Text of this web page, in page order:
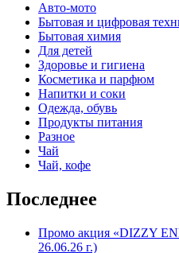
Авто-мото
Бытовая и цифровая
Бытовая химия
Для детей
Здоровье и гигиена
Косметика и парфюм
Напитки и соки
Одежда, обувь
Продукты питания
Разное
Чай
Чай, кофе
Последнее
Промо акция «DIZZY
26.06.26 г.)